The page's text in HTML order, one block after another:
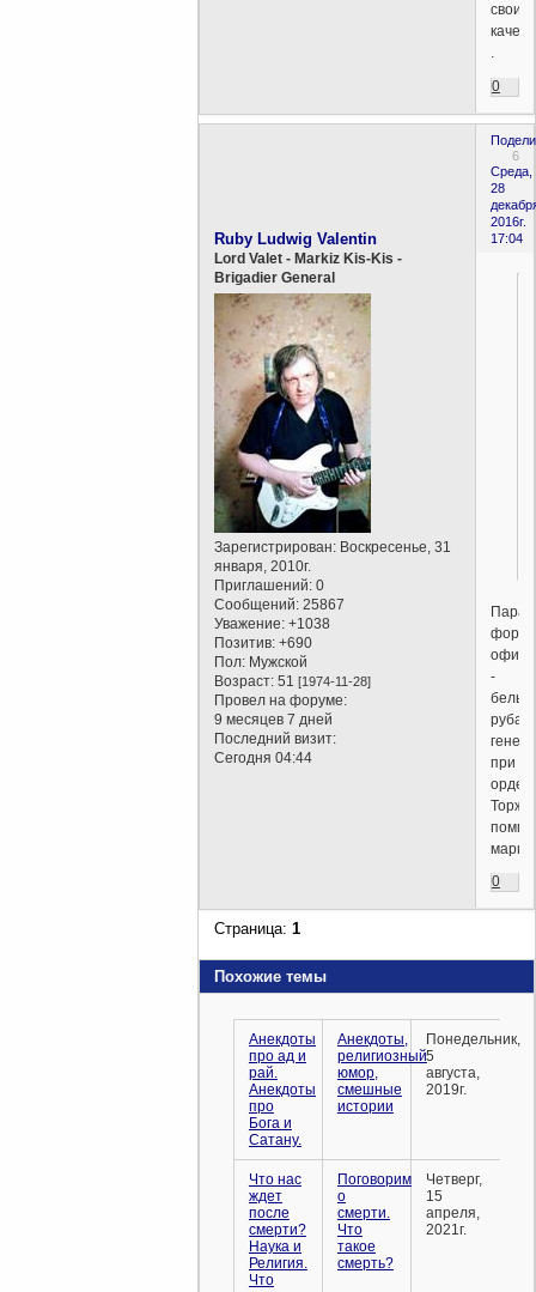
свои
.
0
6
Среда,
28
2016г.
17:04
Ruby Ludwig Valentin
Lord Valet - Markiz Kis-Kis -
Brigadier General
Зарегистрирован: Воскресенье, 31
января, 2010г.
Приглашений: 0
Сообщений: 25867
Уважение: +1038
Позитив: +690
Пол: Мужской
Возраст: 51[1974-11-28]
Провел на форуме:
9 месяцев 7 дней
Последний визит:
Сегодня 04:44
форма
-
белые
при
0
Страница:1
Похожие темы
Анекдоты
про ад и
рай.
Анекдоты
про
Бога и
Сатану.
Анекдоты,
религиозный
юмор,
смешные
истории
Понедельник,
5
августа,
2019г.
Что нас
ждет
после
смерти?
Наука и
Религия.
Что
Поговорим
о
смерти.
Что
такое
смерть?
Четверг,
15
апреля,
2021г.